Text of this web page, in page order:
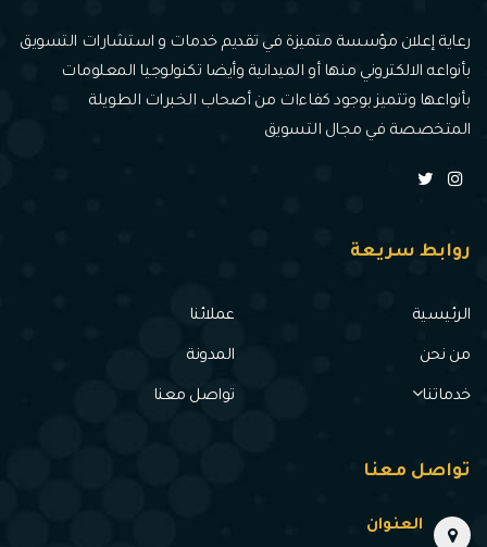
رعاية إعلان مؤسسة متميزة في تقديم خدمات و استشارات التسويق
بأنواعه الالكتروني منها أو الميدانية وأيضا تكنولوجيا المعلومات
بأنواعها وتتميز بوجود كفاءات من أصحاب الخبرات الطويلة
المتخصصة في مجال التسويق
روابط سريعة
الرئيسية
من نحن
خدماتنا
عملائنا
المدونة
تواصل معنا
تواصل معنا
العنوان